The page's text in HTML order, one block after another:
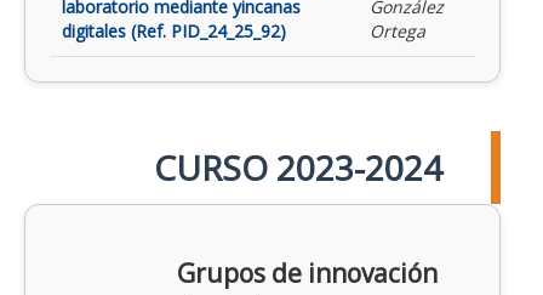
laboratorio mediante yincanas
digitales (Ref. PID_24_25_92)
González
Ortega
CURSO 2023-2024
Grupos de innovación